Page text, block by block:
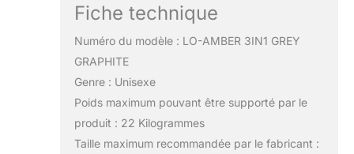
Fiche technique
Numéro du modèle : LO-AMBER 3IN1 GREY
GRAPHITE
Genre : Unisexe
Poids maximum pouvant être supporté par le
produit : 22 Kilogrammes
Taille maximum recommandée par le fabricant :